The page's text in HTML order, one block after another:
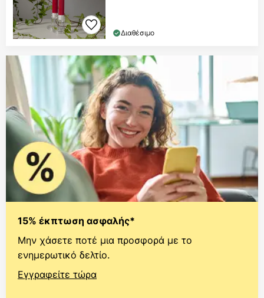
Διαθέσιμο
15% έκπτωση ασφαλής*
Μην χάσετε ποτέ μια προσφορά με το
ενημερωτικό δελτίο.
Εγγραφείτε τώρα